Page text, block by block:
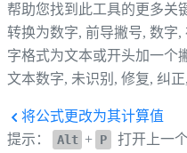
帮助您找到此工具的更多关
转换为数字, 前导撇号, 数字
字格式为文本或开头加一个
文本数字, 未识别, 修复, 纠
将公式更改为其计算值
提示：
Alt + P 打开上一